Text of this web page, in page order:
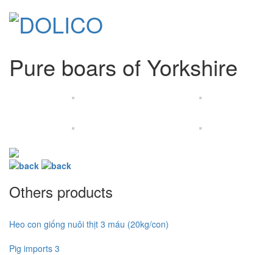
Pure boars of Yorkshire
Others products
Heo con giống nuôi thịt 3 máu (20kg/con)
Pig imports 3